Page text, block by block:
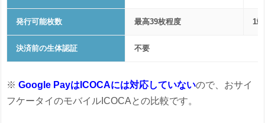
発行可能枚数 最高39枚程度 1
決済前の生体認証 不要
※ Google PayはICOCAには対応していないので、おサイ
フケータイのモバイルICOCAとの比較です。